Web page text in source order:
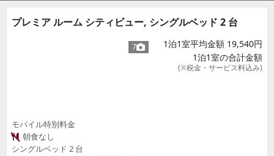
プレミア ルーム シティビュー, シングルベッド 2 台
7
モバイル特別料金
朝食なし
シングルベッド 2 台
1泊1室平均金額 19,540円
1泊1室の合計金額
(※税金・サービス料込み)